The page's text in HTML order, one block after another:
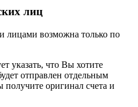
лиц
лицами возможна только по
указать, что Вы хотите
отправлен отдельным
оригинал счета и